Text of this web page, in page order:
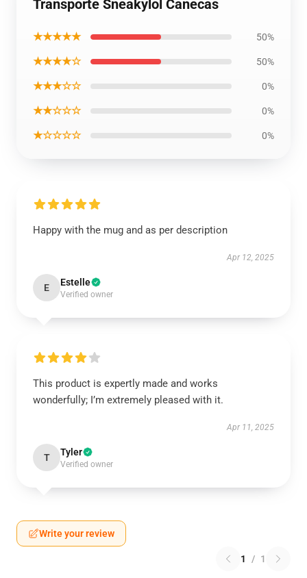
Transporte Sneakylol Canecas
★★★★★ 50%
★★★★☆ 50%
★★★☆☆ 0%
★★☆☆☆ 0%
★☆☆☆☆ 0%
Happy with the mug and as per description
Apr 12, 2025
E Estelle
Verified owner
This product is expertly made and works
wonderfully; I’m extremely pleased with it.
Apr 11, 2025
T Tyler
Verified owner
Write your review
1 / 1